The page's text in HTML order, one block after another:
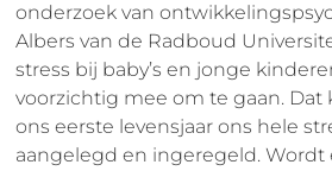
onderzoek van
Albers van de Radboud
stress bij baby’s en jonge
voorzichtig mee om te gaan. Dat
ons eerste levensjaar ons hele
aangelegd en ingeregeld. Wordt